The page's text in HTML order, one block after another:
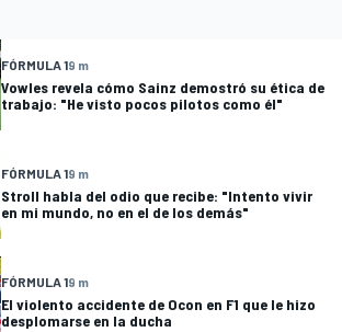
FÓRMULA 19 m
Vowles revela cómo Sainz demostró su ética de
trabajo: "He visto pocos pilotos como él"
FÓRMULA 19 m
Stroll habla del odio que recibe: "Intento vivir
en mi mundo, no en el de los demás"
FÓRMULA 19 m
El violento accidente de Ocon en F1 que le hizo
desplomarse en la ducha